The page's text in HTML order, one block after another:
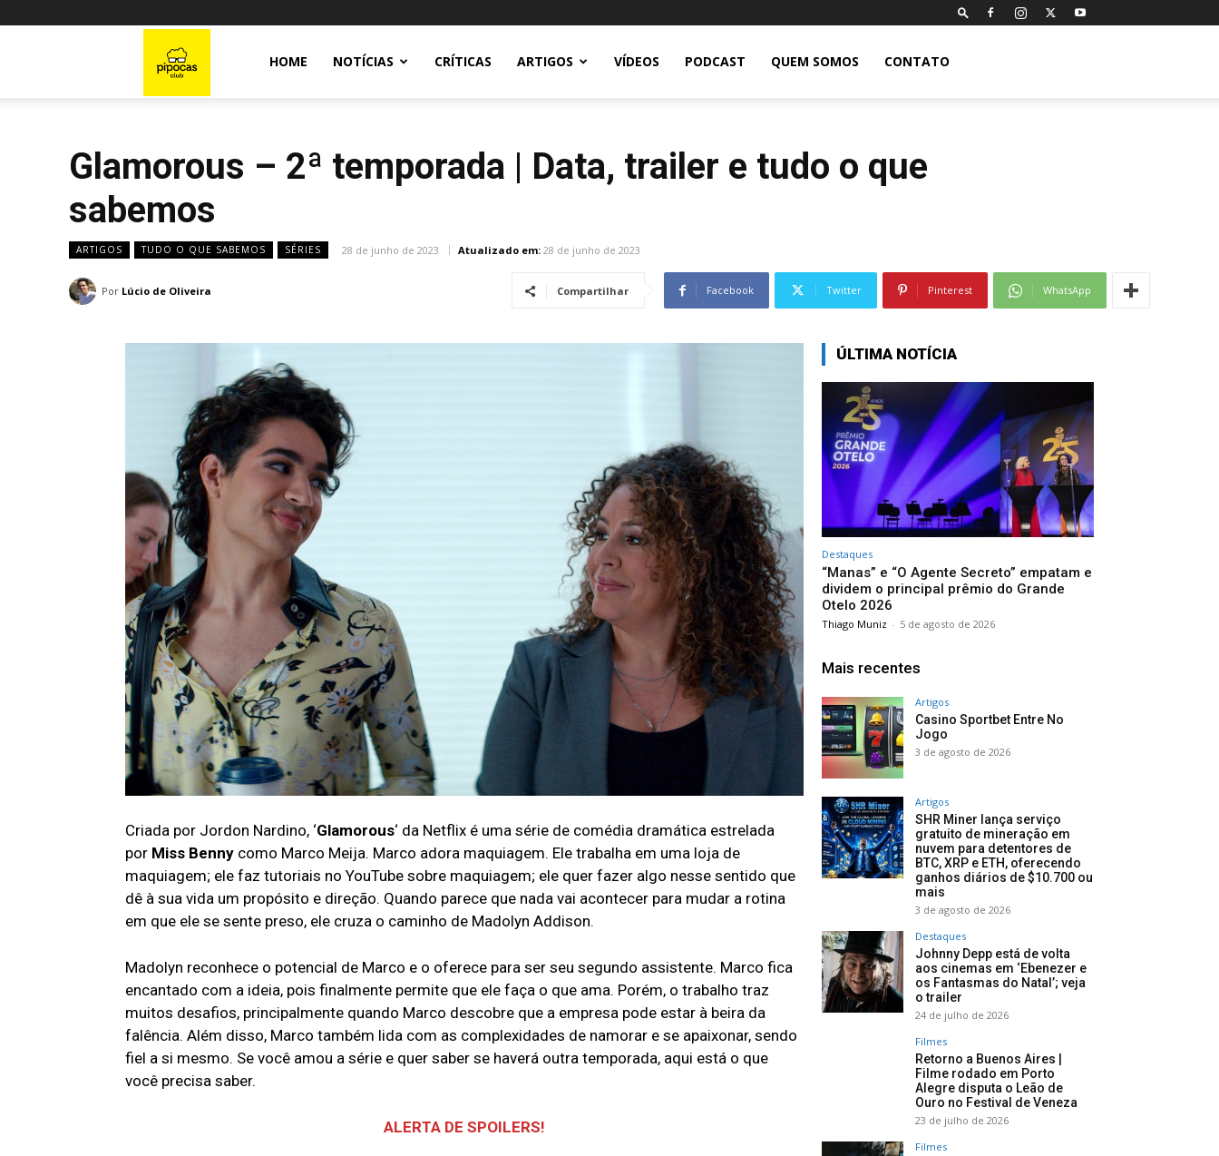
HOME NOTÍCIAS CRÍTICAS ARTIGOS VÍDEOS PODCAST QUEM SOMOS CONTATO
Glamorous – 2ª temporada | Data, trailer e tudo o que
sabemos
ARTIGOS TUDO O QUE SABEMOS SÉRIES 28 de junho de 2023 Atualizado em: 28 de junho de 2023
Por Lúcio de Oliveira Compartilhar Facebook Twitter Pinterest WhatsApp
Criada por Jordon Nardino, ‘Glamorous‘ da Netflix é uma série de comédia dramática estrelada
por Miss Benny como Marco Meija. Marco adora maquiagem. Ele trabalha em uma loja de
maquiagem; ele faz tutoriais no YouTube sobre maquiagem; ele quer fazer algo nesse sentido que
dê à sua vida um propósito e direção. Quando parece que nada vai acontecer para mudar a rotina
em que ele se sente preso, ele cruza o caminho de Madolyn Addison.
Madolyn reconhece o potencial de Marco e o oferece para ser seu segundo assistente. Marco fica
encantado com a ideia, pois finalmente permite que ele faça o que ama. Porém, o trabalho traz
muitos desafios, principalmente quando Marco descobre que a empresa pode estar à beira da
falência. Além disso, Marco também lida com as complexidades de namorar e se apaixonar, sendo
fiel a si mesmo. Se você amou a série e quer saber se haverá outra temporada, aqui está o que
você precisa saber.
ALERTA DE SPOILERS!
ÚLTIMA NOTÍCIA
Destaques
“Manas” e “O Agente Secreto” empatam e
dividem o principal prêmio do Grande
Otelo 2026
Thiago Muniz - 5 de agosto de 2026
Mais recentes
Artigos
Casino Sportbet Entre No
Jogo
3 de agosto de 2026
Artigos
SHR Miner lança serviço
gratuito de mineração em
nuvem para detentores de
BTC, XRP e ETH, oferecendo
ganhos diários de $10.700 ou
mais
3 de agosto de 2026
Destaques
Johnny Depp está de volta
aos cinemas em ‘Ebenezer e
os Fantasmas do Natal’; veja
o trailer
24 de julho de 2026
Filmes
Retorno a Buenos Aires |
Filme rodado em Porto
Alegre disputa o Leão de
Ouro no Festival de Veneza
23 de julho de 2026
Filmes